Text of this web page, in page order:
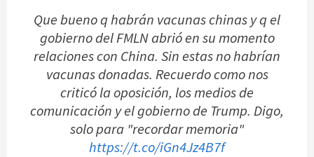
Que bueno q habrán vacunas chinas y q el
gobierno del FMLN abrió en su momento
relaciones con China. Sin estas no habrían
vacunas donadas. Recuerdo como nos
criticó la oposición, los medios de
comunicación y el gobierno de Trump. Digo,
solo para "recordar memoria"
https://t.co/iGn4Jz4B7f